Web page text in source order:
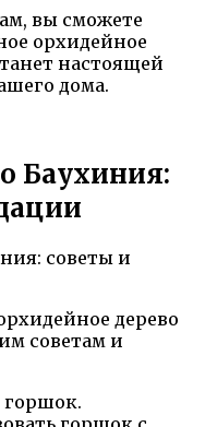
вы сможете
орхидейное
настоящей
дома.
Баухиния:
дерево
советам и